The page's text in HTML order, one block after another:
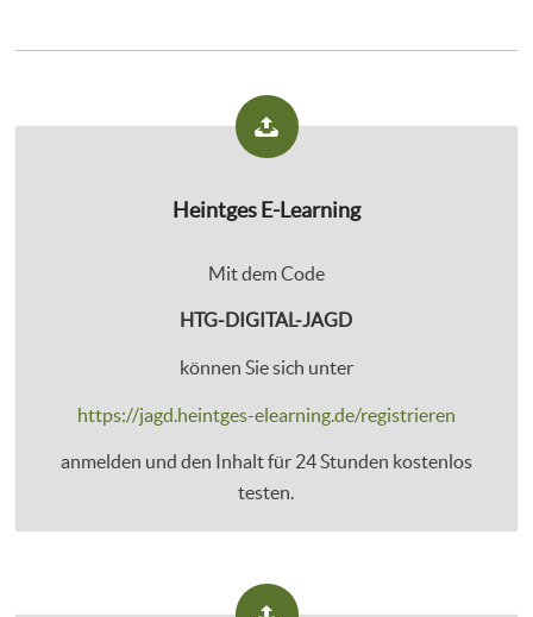
Heintges E-Learning
Mit dem Code
HTG-DIGITAL-JAGD
können Sie sich unter
https://jagd.heintges-elearning.de/registrieren
anmelden und den Inhalt für 24 Stunden kostenlos
testen.